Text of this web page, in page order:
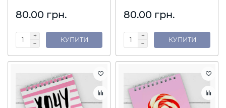
80.00 грн.
КУПИТИ
80.00 грн.
КУПИТИ